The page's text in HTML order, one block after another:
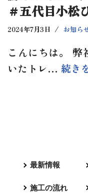
＃五代目小
2024年7月3日 お知ら
こんにちは。 弊
いたトレ… 続き
最新情報
施工の流れ